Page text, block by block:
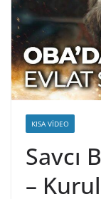
KISA VIDEO
Savcı
–